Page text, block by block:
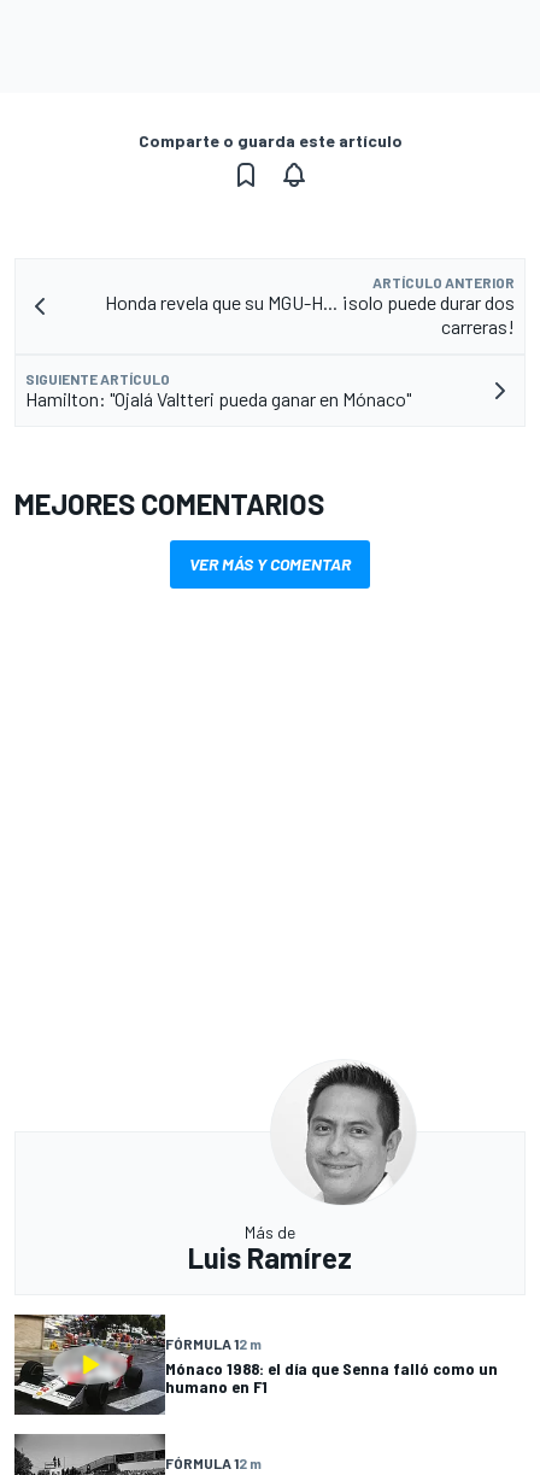
Comparte o guarda este artículo
ARTÍCULO ANTERIOR
Honda revela que su MGU-H... ¡solo puede durar dos
carreras!
SIGUIENTE ARTÍCULO
Hamilton: "Ojalá Valtteri pueda ganar en Mónaco"
MEJORES COMENTARIOS
VER MÁS Y COMENTAR
Más de
Luis Ramírez
FÓRMULA 12 m
Mónaco 1988: el día que Senna falló como un
humano en F1
FÓRMULA 12 m